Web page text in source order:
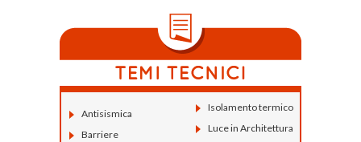
Antisismica
Barriere
Isolamento termico
Luce in Architettura